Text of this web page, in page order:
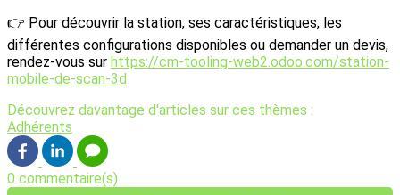
👉 Pour découvrir la station, ses caractéristiques, les
différentes configurations disponibles ou demander un devis,
rendez-vous sur https://cm-tooling-web2.odoo.com/station-
mobile-de-scan-3d
Découvrez davantage d'articles sur ces thèmes :
Adhérents
0 commentaire(s)